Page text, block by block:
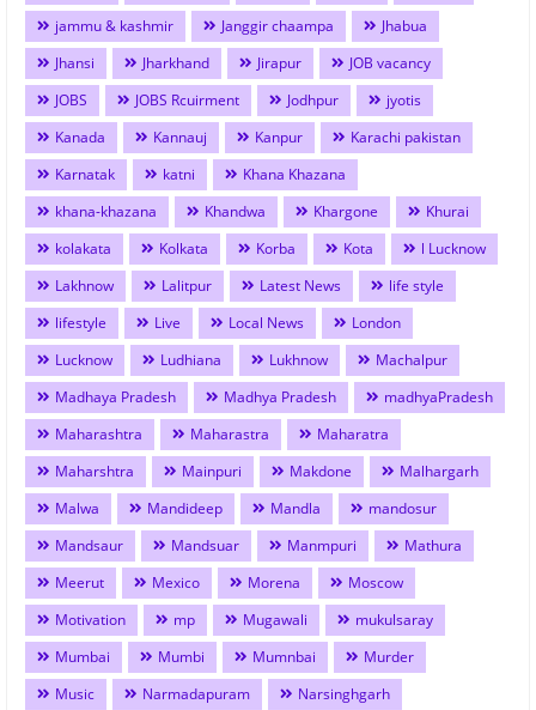
jammu & kashmir
Janggir chaampa
Jhabua
Jhansi
Jharkhand Jirapur
JOB vacancy
JOBS
JOBS Rcuirment Jodhpur
jyotis
Kanada
Kannauj Kanpur
Karachi pakistan
Karnatak
katni
Khana Khazana
khana-khazana
Khandwa Khargone
Khurai
kolakata
Kolkata Korba Kota
l Lucknow
Lakhnow
Lalitpur Latest News
life style
lifestyle
Live Local News
London
Lucknow
Ludhiana Lukhnow
Machalpur
Madhaya Pradesh
Madhya Pradesh
madhyaPradesh
Maharashtra
Maharastra
Maharatra
Maharshtra
Mainpuri Makdone
Malhargarh
Malwa
Mandideep Mandla
mandosur
Mandsaur
Mandsuar Manmpuri
Mathura
Meerut
Mexico Morena
Moscow
Motivation
mp Mugawali
mukulsaray
Mumbai
Mumbi Mumnbai
Murder
Music
Narmadapuram
Narsinghgarh